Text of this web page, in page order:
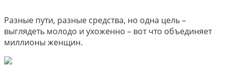
Разные пути, разные средства, но одна цель –
выглядеть молодо и ухоженно – вот что объединяет
миллионы женщин.